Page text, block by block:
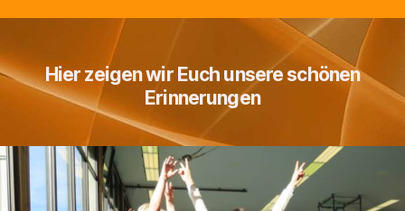
Hier zeigen wir Euch unsere schönen
Erinnerungen